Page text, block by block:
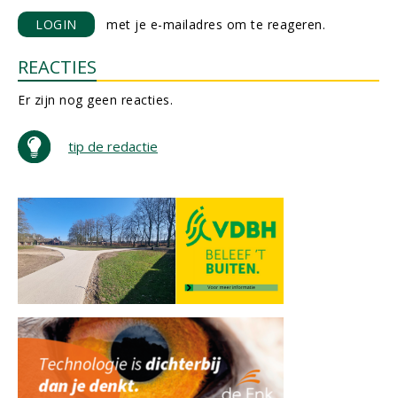
LOGIN met je e-mailadres om te reageren.
REACTIES
Er zijn nog geen reacties.
tip de redactie